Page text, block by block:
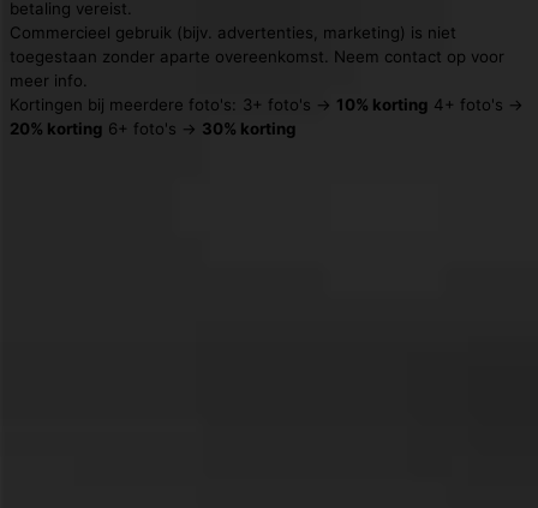
betaling vereist.
Commercieel gebruik (bijv. advertenties, marketing) is niet
toegestaan zonder aparte overeenkomst. Neem contact op voor
meer info.
Kortingen bij meerdere foto's: 3+ foto's → 10% korting 4+ foto's →
20% korting 6+ foto's → 30% korting